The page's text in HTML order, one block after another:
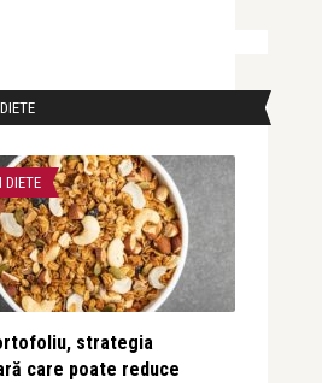
DIETE
strategia
care poate reduce